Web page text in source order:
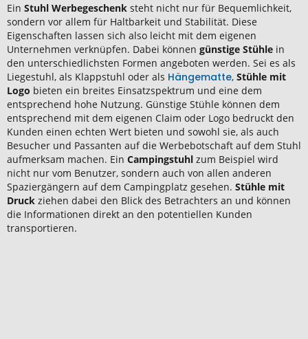
Ein Stuhl Werbegeschenk steht nicht nur für Bequemlichkeit,
sondern vor allem für Haltbarkeit und Stabilität. Diese
Eigenschaften lassen sich also leicht mit dem eigenen
Unternehmen verknüpfen. Dabei können günstige Stühle in
den unterschiedlichsten Formen angeboten werden. Sei es als
Liegestuhl, als Klappstuhl oder als Hängematte, Stühle mit
Logo bieten ein breites Einsatzspektrum und eine dem
entsprechend hohe Nutzung. Günstige Stühle können dem
entsprechend mit dem eigenen Claim oder Logo bedruckt den
Kunden einen echten Wert bieten und sowohl sie, als auch
Besucher und Passanten auf die Werbebotschaft auf dem Stuhl
aufmerksam machen. Ein Campingstuhl zum Beispiel wird
nicht nur vom Benutzer, sondern auch von allen anderen
Spaziergängern auf dem Campingplatz gesehen. Stühle mit
Druck ziehen dabei den Blick des Betrachters an und können
die Informationen direkt an den potentiellen Kunden
transportieren.